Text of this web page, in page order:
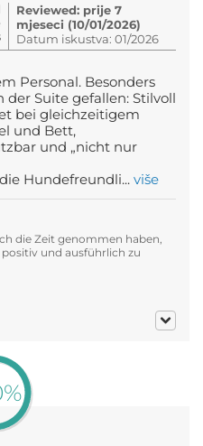
Reviewed: prije 7
mjeseci (10/01/2026)
Datum iskustva: 01/2026
Personal. Besonders
Suite gefallen: Stilvoll
bei gleichzeitigem
und Bett,
und „nicht nur
Hundefreundli... više
die Zeit genommen haben,
und ausführlich zu